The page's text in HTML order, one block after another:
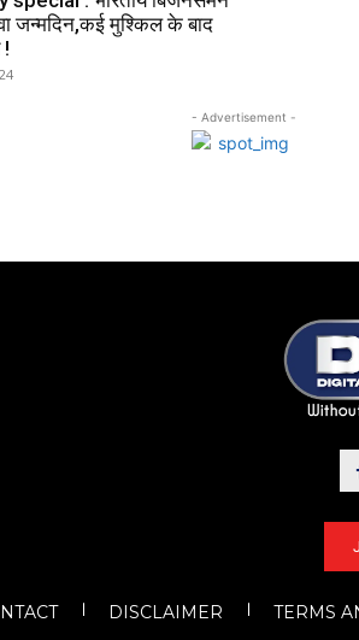
जन्मदिन,कई मुश्किल के बाद
- Advertisement -
DISCLAIMER TERMS